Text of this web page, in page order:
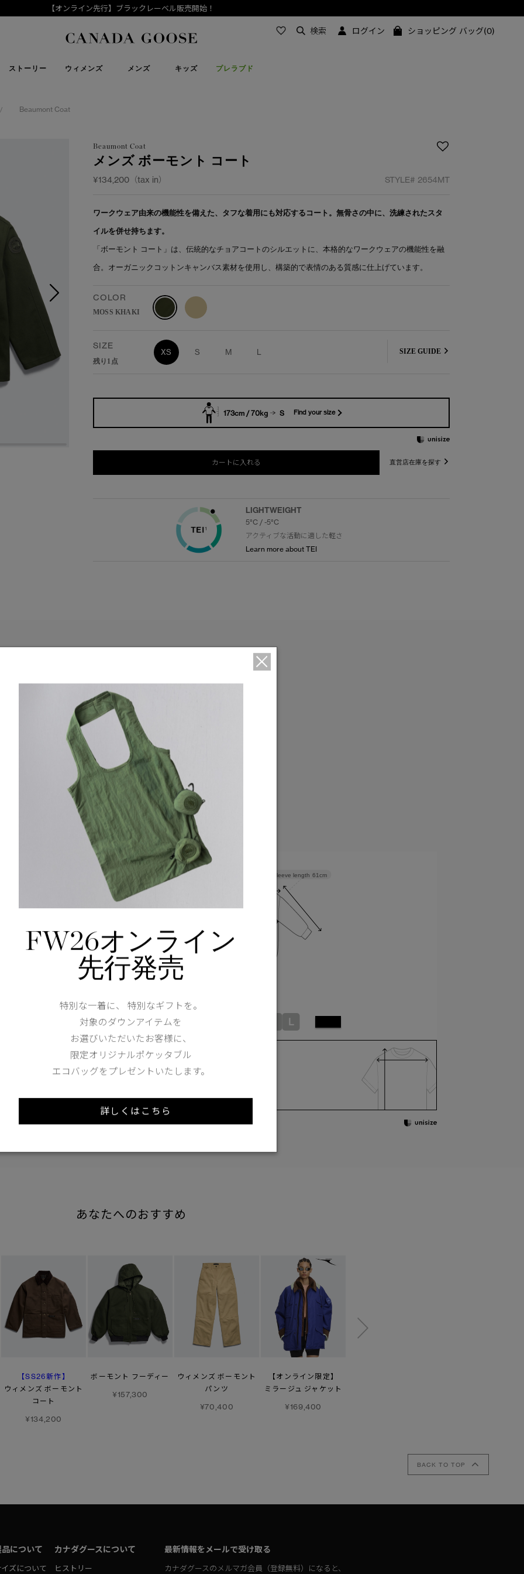
【オンライン先行】ブラックレーベル販売開始！
Canada Goose
ストーリー ウィメンズ メンズ キッズ プレラブド
下取り申請 検索 ログイン ショッピング バッグ(0)
/ Beaumont Coat
Beaumont Coat
メンズ ボーモント コート
¥134,200（tax in） STYLE# 2654MT
ワークウェア由来の機能性を備えた、タフな着用にも対応するコート。無骨さの中に、洗練されたスタ
イルを併せ持ちます。
「ボーモント コート」は、伝統的なチョアコートのシルエットに、本格的なワークウェアの機能性を融
合。オーガニックコットンキャンバス素材を使用し、構築的で表情のある質感に仕上げています。
COLOR
MOSS KHAKI
SIZE
残り1点
XS S M L SIZE GUIDE
173cm / 70kg S Find your size
カートに入れる 直営店在庫を探す
LIGHTWEIGHT
5°C / -5°C
アクティブな活動に適した軽さ
Learn more about TEI
台襟付きの構造的なコーデュロイ襟
ボタンが見える仕様の前立て
肘部分に補強パッチを採用
胸元にパッチポケットが2つ、下部にパッチポケットが2つ
内側にパッチポケットが2つ
仕様が変更する場合がございます。
Sleeve length 61cm
Shoulder width
L
173cm 70kgRecommended
S
あなたへのおすすめ
【SS26新作】
ウィメンズ ボーモント
コート
¥134,200
ボーモント フーディー
¥157,300
ウィメンズ ボーモント
パンツ
¥70,400
【オンライン限定】
ミラージュ ジャケット
¥169,400
BACK TO TOP
品について
イズについて
カナダグースについて
ヒストリー
最新情報をメールで受け取る
カナダグースのメルマガ会員（登録無料）になると、
FW26オンライン
先行発売
特別な一着に、 特別なギフトを。
対象のダウンアイテムを
お選びいただいたお客様に、
限定オリジナルポケッタブル
エコバッグをプレゼントいたします。
詳しくはこちら